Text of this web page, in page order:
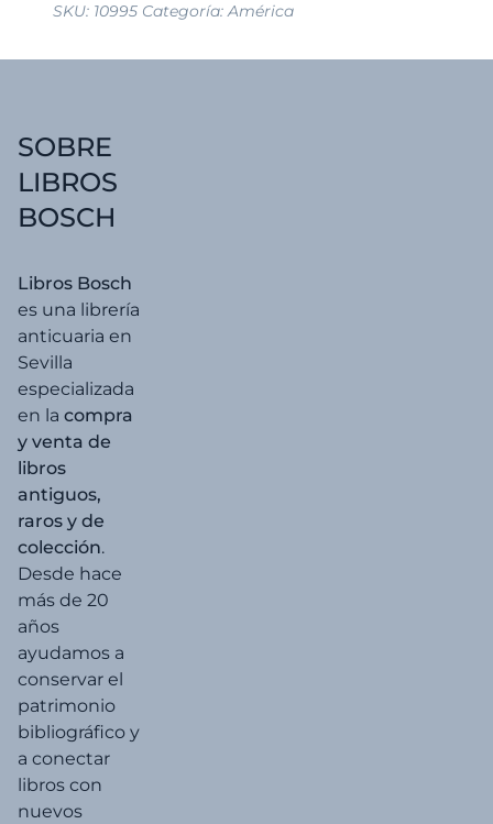
SKU: 10995 Categoría:América
SOBRE
LIBROS
BOSCH
Libros Bosch
es una librería
anticuaria en
Sevilla
especializada
en la compra
y venta de
libros
antiguos,
raros y de
colección.
Desde hace
más de 20
años
ayudamos a
conservar el
patrimonio
bibliográfico y
a conectar
libros con
nuevos